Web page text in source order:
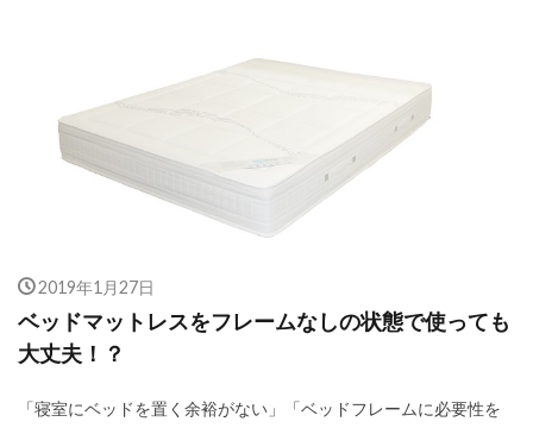
2019年1月27日
ベッドマットレスをフレームなしの状態で使っても
大丈夫！？
「寝室にベッドを置く余裕がない」「ベッドフレームに必要性を